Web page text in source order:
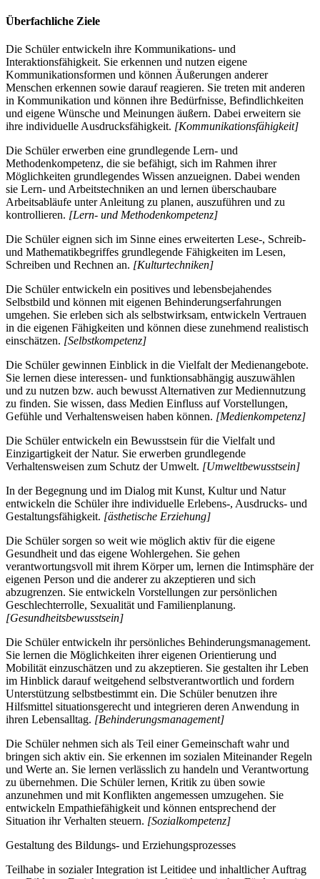
Überfachliche Ziele
Die Schüler entwickeln ihre Kommunikations- und
Interaktionsfähigkeit. Sie erkennen und nutzen eigene
Kommunikationsformen und können Äußerungen anderer
Menschen erkennen sowie darauf reagieren. Sie treten mit anderen
in Kommunikation und können ihre Bedürfnisse, Befindlichkeiten
und eigene Wünsche und Meinungen äußern. Dabei erweitern sie
ihre individuelle Ausdrucksfähigkeit. [Kommunikationsfähigkeit]
Die Schüler erwerben eine grundlegende Lern- und
Methodenkompetenz, die sie befähigt, sich im Rahmen ihrer
Möglichkeiten grundlegendes Wissen anzueignen. Dabei wenden
sie Lern- und Arbeitstechniken an und lernen überschaubare
Arbeitsabläufe unter Anleitung zu planen, auszuführen und zu
kontrollieren. [Lern- und Methodenkompetenz]
Die Schüler eignen sich im Sinne eines erweiterten Lese-, Schreib-
und Mathematikbegriffes grundlegende Fähigkeiten im Lesen,
Schreiben und Rechnen an. [Kulturtechniken]
Die Schüler entwickeln ein positives und lebensbejahendes
Selbstbild und können mit eigenen Behinderungserfahrungen
umgehen. Sie erleben sich als selbstwirksam, entwickeln Vertrauen
in die eigenen Fähigkeiten und können diese zunehmend realistisch
einschätzen. [Selbstkompetenz]
Die Schüler gewinnen Einblick in die Vielfalt der Medienangebote.
Sie lernen diese interessen- und funktionsabhängig auszuwählen
und zu nutzen bzw. auch bewusst Alternativen zur Mediennutzung
zu finden. Sie wissen, dass Medien Einfluss auf Vorstellungen,
Gefühle und Verhaltensweisen haben können. [Medienkompetenz]
Die Schüler entwickeln ein Bewusstsein für die Vielfalt und
Einzigartigkeit der Natur. Sie erwerben grundlegende
Verhaltensweisen zum Schutz der Umwelt. [Umweltbewusstsein]
In der Begegnung und im Dialog mit Kunst, Kultur und Natur
entwickeln die Schüler ihre individuelle Erlebens-, Ausdrucks- und
Gestaltungsfähigkeit. [ästhetische Erziehung]
Die Schüler sorgen so weit wie möglich aktiv für die eigene
Gesundheit und das eigene Wohlergehen. Sie gehen
verantwortungsvoll mit ihrem Körper um, lernen die Intimsphäre der
eigenen Person und die anderer zu akzeptieren und sich
abzugrenzen. Sie entwickeln Vorstellungen zur persönlichen
Geschlechterrolle, Sexualität und Familienplanung.
[Gesundheitsbewusstsein]
Die Schüler entwickeln ihr persönliches Behinderungsmanagement.
Sie lernen die Möglichkeiten ihrer eigenen Orientierung und
Mobilität einzuschätzen und zu akzeptieren. Sie gestalten ihr Leben
im Hinblick darauf weitgehend selbstverantwortlich und fordern
Unterstützung selbstbestimmt ein. Die Schüler benutzen ihre
Hilfsmittel situationsgerecht und integrieren deren Anwendung in
ihren Lebensalltag. [Behinderungsmanagement]
Die Schüler nehmen sich als Teil einer Gemeinschaft wahr und
bringen sich aktiv ein. Sie erkennen im sozialen Miteinander Regeln
und Werte an. Sie lernen verlässlich zu handeln und Verantwortung
zu übernehmen. Die Schüler lernen, Kritik zu üben sowie
anzunehmen und mit Konflikten angemessen umzugehen. Sie
entwickeln Empathiefähigkeit und können entsprechend der
Situation ihr Verhalten steuern. [Sozialkompetenz]
Gestaltung des Bildungs- und Erziehungsprozesses
Teilhabe in sozialer Integration ist Leitidee und inhaltlicher Auftrag